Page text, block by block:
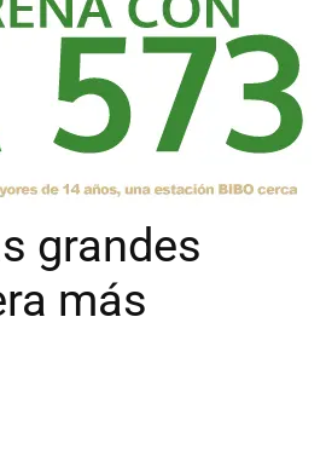
grandes
más